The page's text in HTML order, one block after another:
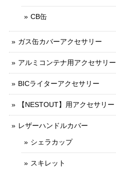
CB缶
ガス缶カバーアクセサリー
アルミコンテナ用アクセサリー
BICライターアクセサリー
【NESTOUT】用アクセサリー
レザーハンドルカバー
シェラカップ
スキレット